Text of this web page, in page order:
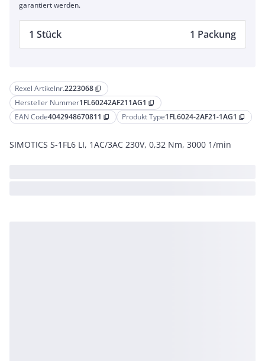
Rexel Artikelnr.2223068 content_copy
Hersteller Nummer1FL60242AF211AG1 content_copy
EAN Code4042948670811 content_copy Produkt Type1FL6024-2AF21-1AG1 content_copy
SIMOTICS S-1FL6 LI, 1AC/3AC 230V, 0,32 Nm, 3000 1/min
garantiert werden.
1 Stück 1 Packung